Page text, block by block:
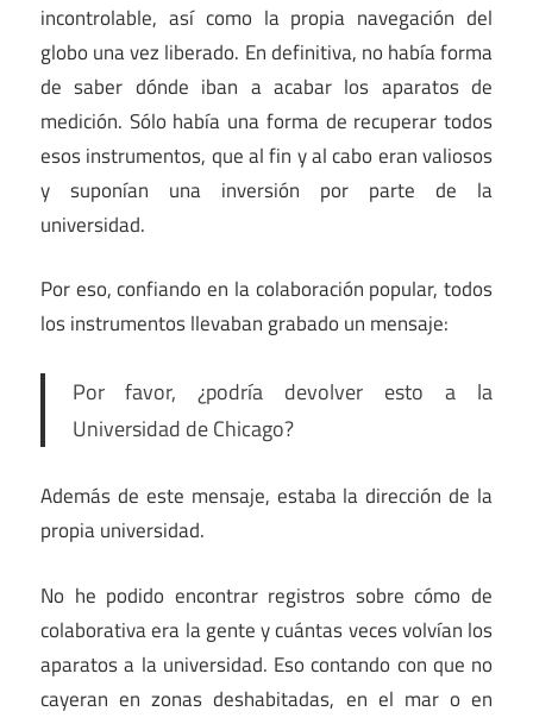
incontrolable, así como la propia navegación del
globo una vez liberado. En definitiva, no había forma
de saber dónde iban a acabar los aparatos de
medición. Sólo había una forma de recuperar todos
esos instrumentos, que al fin y al cabo eran valiosos
y suponían una inversión por parte de la
universidad.
Por eso, confiando en la colaboración popular, todos
los instrumentos llevaban grabado un mensaje:
Por favor, ¿podría devolver esto a la
Universidad de Chicago?
Además de este mensaje, estaba la dirección de la
propia universidad.
No he podido encontrar registros sobre cómo de
colaborativa era la gente y cuántas veces volvían los
aparatos a la universidad. Eso contando con que no
cayeran en zonas deshabitadas, en el mar o en